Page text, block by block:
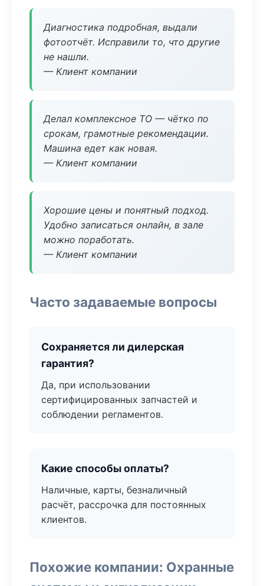
Диагностика подробная, выдали
фотоотчёт. Исправили то, что другие
не нашли.
— Клиент компании
Делал комплексное ТО — чётко по
срокам, грамотные рекомендации.
Машина едет как новая.
— Клиент компании
Хорошие цены и понятный подход.
Удобно записаться онлайн, в зале
можно поработать.
— Клиент компании
Часто задаваемые вопросы
Сохраняется ли дилерская
гарантия?
Да, при использовании
сертифицированных запчастей и
соблюдении регламентов.
Какие способы оплаты?
Наличные, карты, безналичный
расчёт, рассрочка для постоянных
клиентов.
Похожие компании: Охранные